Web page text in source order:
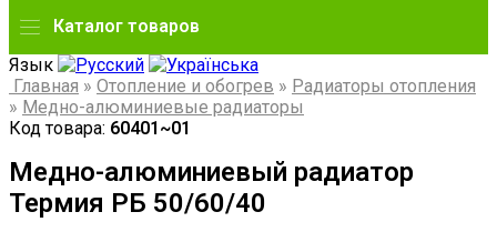
Каталог товаров
Язык
Главная » Отопление и обогрев » Радиаторы отопления
» Медно-алюминиевые радиаторы
Код товара: 60401~01
Медно-алюминиевый радиатор
Термия РБ 50/60/40